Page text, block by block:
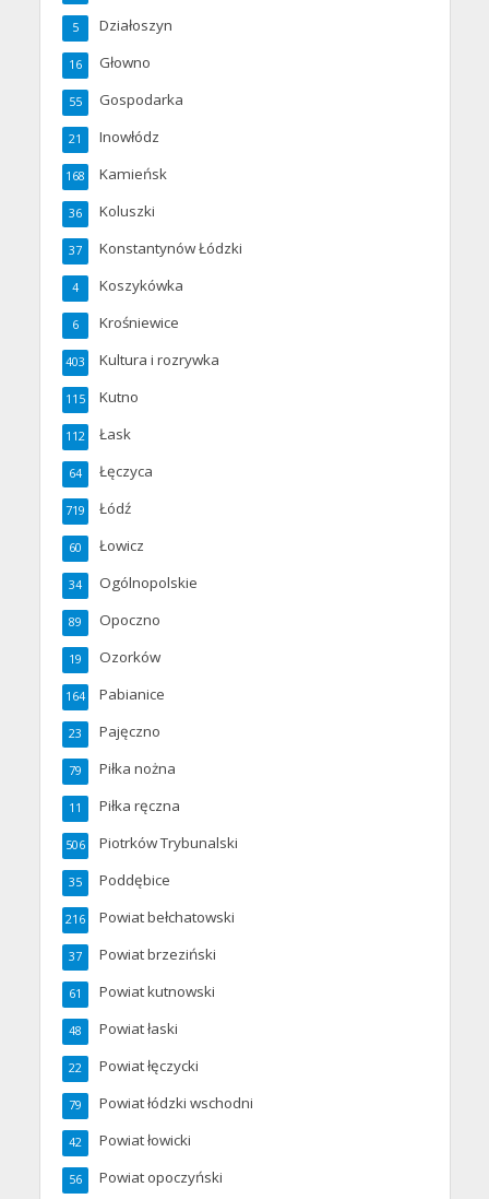
Działoszyn
5
Głowno
16
Gospodarka
55
Inowłódz
21
Kamieńsk
168
Koluszki
36
Konstantynów Łódzki
37
Koszykówka
4
Krośniewice
6
Kultura i rozrywka
403
Kutno
115
Łask
112
Łęczyca
64
Łódź
719
Łowicz
60
Ogólnopolskie
34
Opoczno
89
Ozorków
19
Pabianice
164
Pajęczno
23
Piłka nożna
79
Piłka ręczna
11
Piotrków Trybunalski
506
Poddębice
35
Powiat bełchatowski
216
Powiat brzeziński
37
Powiat kutnowski
61
Powiat łaski
48
Powiat łęczycki
22
Powiat łódzki wschodni
79
Powiat łowicki
42
Powiat opoczyński
56